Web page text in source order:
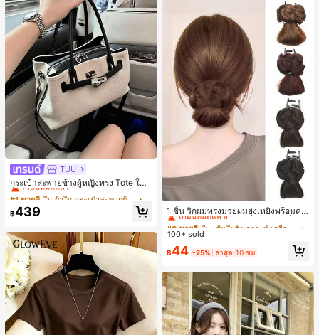
TUU
กระเป๋าสะพายข้างผู้หญิงทรง Tote ใบเ
ล็ก สไตล์วินเทจ ผิวด้าน คอลเลกชันให
ม่ฤดูร้อน 2026 สำหรับเดินทางไปทำงา
น แมตช์ง่าย
#1 ขายดี
เกือบหมดแล้ว!
#1 ขายดี
เกือบหมดแล้ว!
#1 ขายดี
เกือบหมดแล้ว!
#1 ขายดี
เกือบหมดแล้ว!
฿439
1 ชิ้น วิกผมทรงมวยผมยุ่งเหยิงพร้อมคลิ
ปหนีบผม, คลิปหนีบผมสังเคราะห์ที่ได้รั
บการอัปเกรดแฟชั่น, วิกผมเส้นใยทนคว
ช้งานง่ายโดยไม่ต้องใช้เครื่องมือ, เหมา
สมบูรณ์แบบสำหรับผู้หญิง คลิปหนีบผม
คลิปหนีบผมสบายๆ แฟชั่นผม คลิปหนีบ
ผมหรูหรา ฤดูร้อน ชายหาด วันหยุด
#3 ขายดี
ใน เส้นใยสังเคราะห์ เครื่องประดับผมผู้หญิง
เกือบหมดแล้ว!
#3 ขายดี
เกือบหมดแล้ว!
#3 ขายดี
เกือบหมดแล้ว!
#3 ขายดี
ใน เส้นใยสังเคราะห์ เครื่องประดับผมผู้หญิง
เกือบหมดแล้ว!
100+ sold
฿44 -25% ล่าสุด 10 ชม